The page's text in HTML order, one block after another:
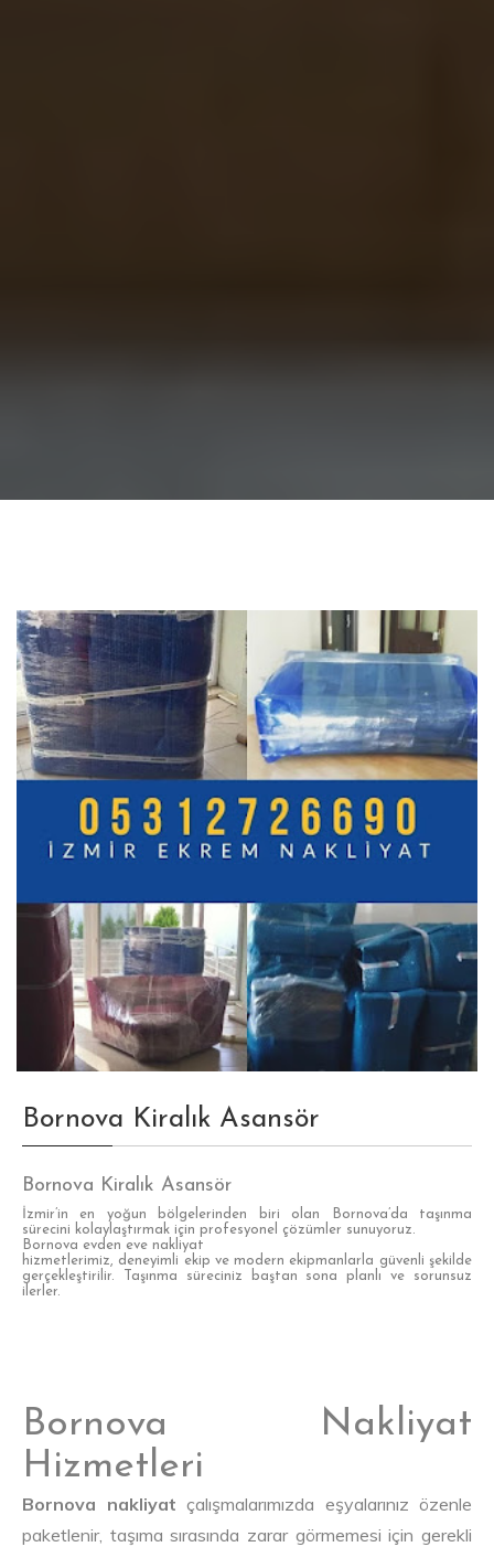
Bornova Kiralık Asansör
Bornova Kiralık Asansör
İzmir’in en yoğun bölgelerinden biri olan Bornova’da taşınma
sürecini kolaylaştırmak için profesyonel çözümler sunuyoruz.
Bornova evden eve nakliyat
hizmetlerimiz, deneyimli ekip ve modern ekipmanlarla güvenli şekilde
gerçekleştirilir. Taşınma süreciniz baştan sona planlı ve sorunsuz
ilerler.
Bornova Nakliyat
Hizmetleri
Bornova nakliyat çalışmalarımızda eşyalarınız özenle
paketlenir, taşıma sırasında zarar görmemesi için gerekli